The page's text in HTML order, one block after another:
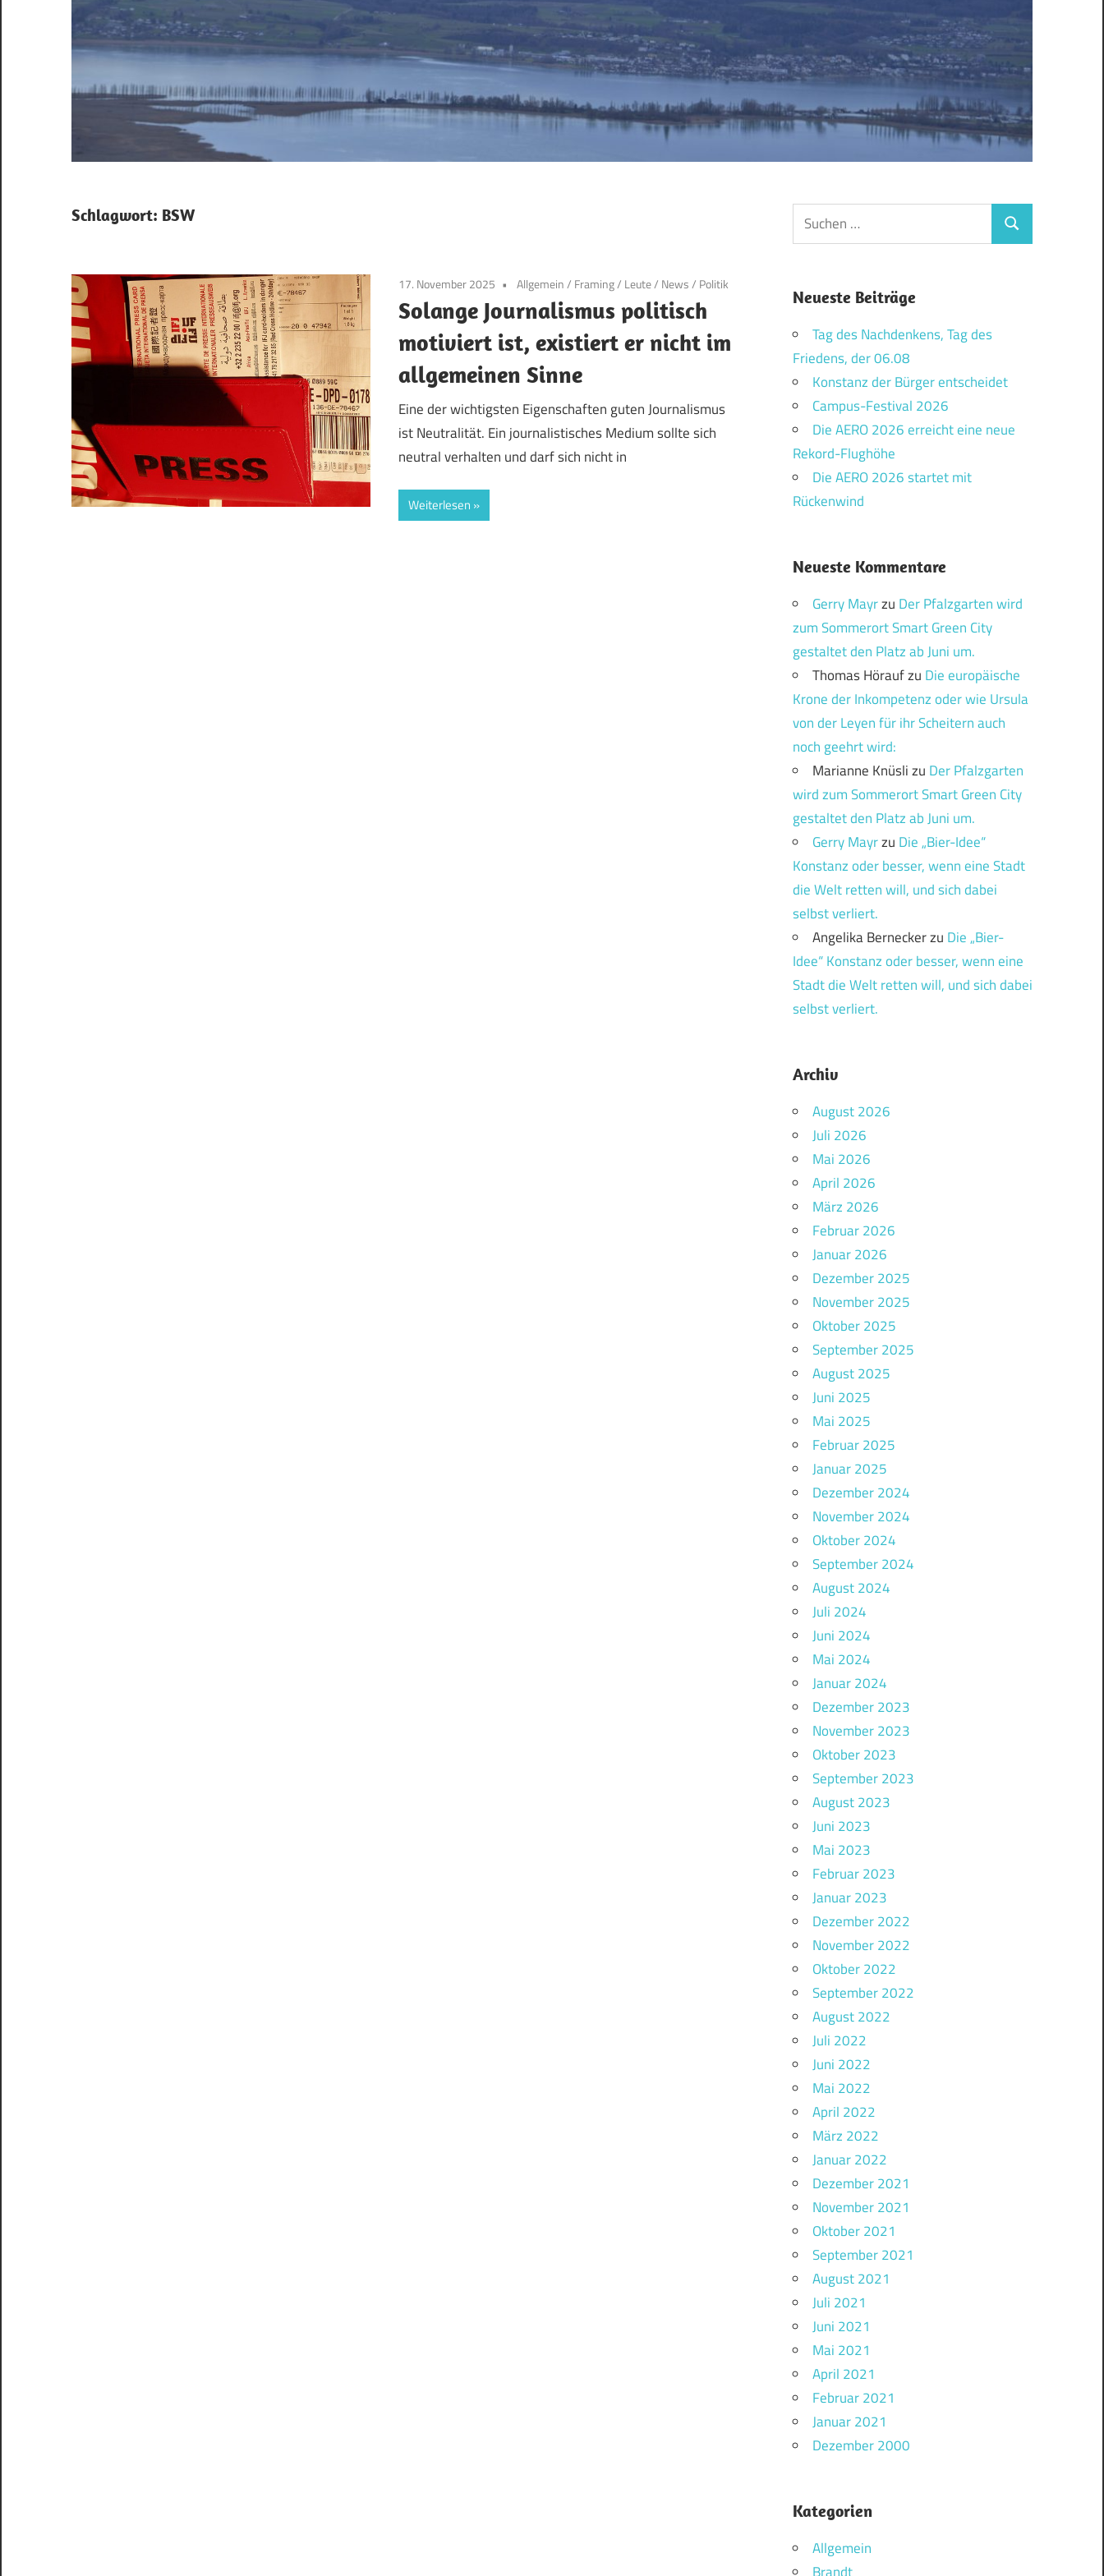
Schlagwort: BSW
17. November 2025 Allgemein/ Framing/ Leute/ News/ Politik
Solange Journalismus politisch
motiviert ist, existiert er nicht im
allgemeinen Sinne
Eine der wichtigsten Eigenschaften guten Journalismus
ist Neutralität. Ein journalistisches Medium sollte sich
neutral verhalten und darf sich nicht in
Weiterlesen
Suchen
nach:
Suchen
Neueste Beiträge
Tag des Nachdenkens, Tag des
Friedens, der 06.08
Konstanz der Bürger entscheidet
Campus-Festival 2026
Die AERO 2026 erreicht eine neue
Rekord-Flughöhe
Die AERO 2026 startet mit
Rückenwind
Neueste Kommentare
Gerry Mayrzu Der Pfalzgarten wird
zum Sommerort Smart Green City
gestaltet den Platz ab Juni um.
Thomas Höraufzu Die europäische
Krone der Inkompetenz oder wie Ursula
von der Leyen für ihr Scheitern auch
noch geehrt wird:
Marianne Knüslizu Der Pfalzgarten
wird zum Sommerort Smart Green City
gestaltet den Platz ab Juni um.
Gerry Mayrzu Die „Bier-Idee“
Konstanz oder besser, wenn eine Stadt
die Welt retten will, und sich dabei
selbst verliert.
Angelika Berneckerzu Die „Bier-
Idee“ Konstanz oder besser, wenn eine
Stadt die Welt retten will, und sich dabei
selbst verliert.
Archiv
August 2026
Juli 2026
Mai 2026
April 2026
März 2026
Februar 2026
Januar 2026
Dezember 2025
November 2025
Oktober 2025
September 2025
August 2025
Juni 2025
Mai 2025
Februar 2025
Januar 2025
Dezember 2024
November 2024
Oktober 2024
September 2024
August 2024
Juli 2024
Juni 2024
Mai 2024
Januar 2024
Dezember 2023
November 2023
Oktober 2023
September 2023
August 2023
Juni 2023
Mai 2023
Februar 2023
Januar 2023
Dezember 2022
November 2022
Oktober 2022
September 2022
August 2022
Juli 2022
Juni 2022
Mai 2022
April 2022
März 2022
Januar 2022
Dezember 2021
November 2021
Oktober 2021
September 2021
August 2021
Juli 2021
Juni 2021
Mai 2021
April 2021
Februar 2021
Januar 2021
Dezember 2000
Kategorien
Allgemein